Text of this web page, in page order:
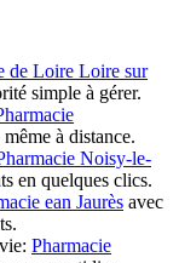
de Loire Loire sur
simple à gérer.
à distance.
Noisy-le-
en quelques clics.
ean Jaurès avec
Pharmacie